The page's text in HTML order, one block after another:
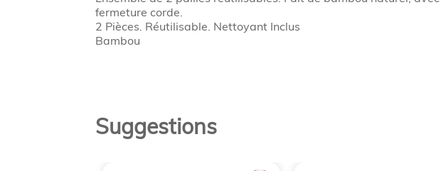
fermeture corde.
2 Pièces. Réutilisable. Nettoyant Inclus
Bambou
Suggestions